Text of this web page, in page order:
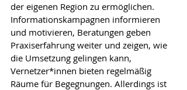
der eigenen Region zu ermöglichen.
Informationskampagnen informieren
und motivieren, Beratungen geben
Praxiserfahrung weiter und zeigen, wie
die Umsetzung gelingen kann,
Vernetzer*innen bieten regelmäßig
Räume für Begegnungen. Allerdings ist